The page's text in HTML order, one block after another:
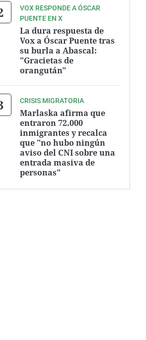
VOX RESPONDE A ÓSCAR
PUENTE EN X
La dura respuesta de
Vox a Óscar Puente tras
su burla a Abascal:
"Gracietas de
orangután"
CRISIS MIGRATORIA
Marlaska afirma que
entraron 72.000
inmigrantes y recalca
que "no hubo ningún
aviso del CNI sobre una
entrada masiva de
personas"